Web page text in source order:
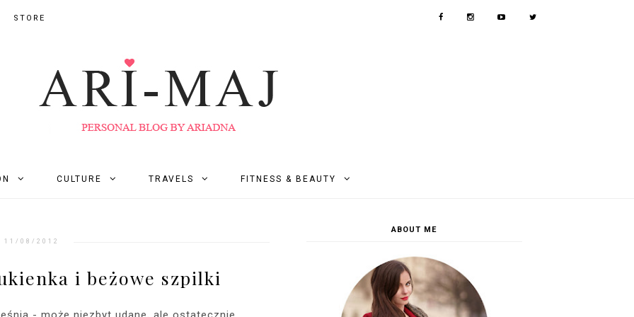
STORE
CULTURE TRAVELS FITNESS & BEAUTY
11/08/2012
i beżowe szpilki
ABOUT ME